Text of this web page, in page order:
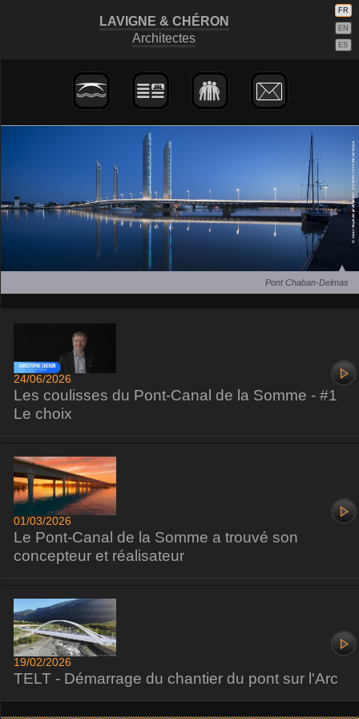
FR
EN
ES
LAVIGNE & CHÉRON
Architectes
Pont Chaban-Delmas
24/06/2026
Les coulisses du Pont-Canal de la Somme - #1
Le choix
01/03/2026
Le Pont-Canal de la Somme a trouvé son
concepteur et réalisateur
19/02/2026
TELT - Démarrage du chantier du pont sur l'Arc